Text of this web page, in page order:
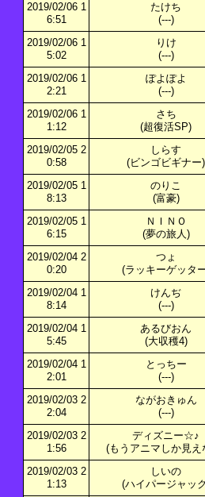
2019/02/06 1
6:51
たけち
(---)
2019/02/06 1
5:02
りけ
(---)
2019/02/06 1
2:21
ぽよぽよ
(---)
2019/02/06 1
1:12
さち
(超復活SP)
2019/02/05 2
0:58
しらす
(ビンゴビギナー)
2019/02/05 1
8:13
のりこ
(富豪)
2019/02/05 1
6:15
ＮＩＮＯ
(夢の旅人)
2019/02/04 2
0:20
つょ
(ラッキーゲッタ
2019/02/04 1
8:14
けんぢ
(---)
2019/02/04 1
5:45
あるびおん
(大収穫4)
2019/02/04 1
2:01
とっちー
(---)
2019/02/03 2
2:04
ながおきゅん
(---)
2019/02/03 2
1:56
ディズニー☆♪
(もうアニマしか見え
2019/02/03 2
1:13
しいの
(ハイパージャッ